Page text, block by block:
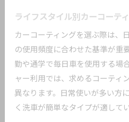
ライフスタイル別カーコーテ
カーコーティングを選ぶ際は、
の使用頻度に合わせた基準が重
勤や通学で毎日車を使用する場
ャー利用では、求めるコーティ
異なります。日常使いが多い方
く洗車が簡単なタイプが適してい